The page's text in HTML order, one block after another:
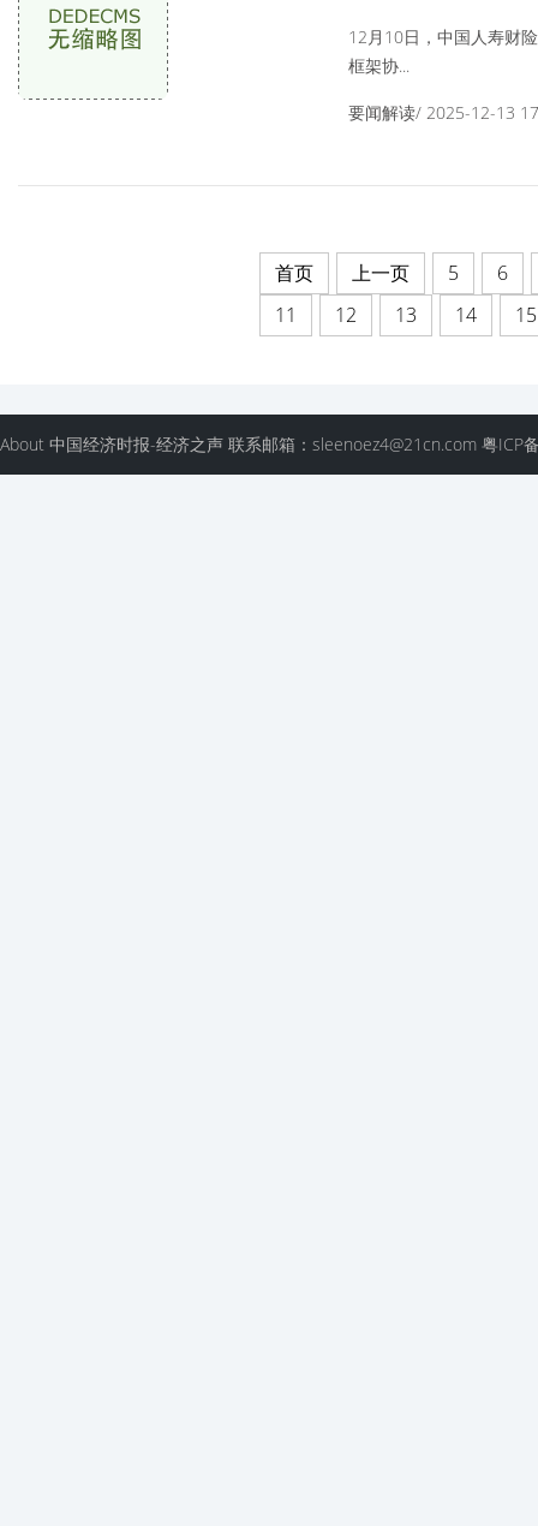
北省分公司与湖
架协议
12月10日，中国人寿财
框架协...
要闻解读/ 2025-12-13
首页 上一页 5
6
11
12 13 14 15
About 中国经济时报-经济之声 联系邮箱：sleenoez4@21cn.com 粤ICP